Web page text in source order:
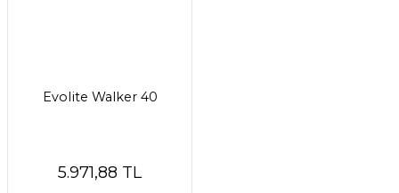
Evolite Walker 40
5.971,88 TL